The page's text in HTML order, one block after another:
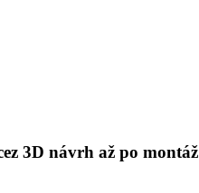
3D návrh až po montáž